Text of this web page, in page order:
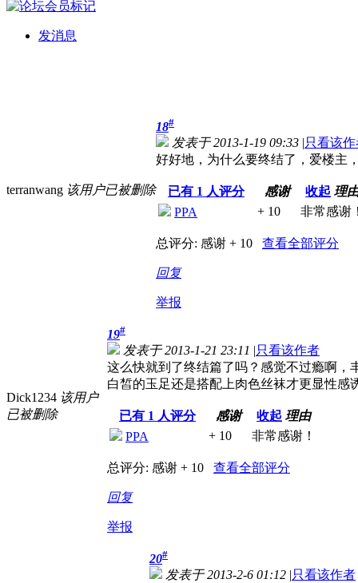
发消息
terranwang 该用户已被删除
18#
发表于 2013-1-19 09:33 |只看该
好好地，为什么要终结了，爱楼主
已有 1 人评分 感谢 收起 理
PPA
+ 10 非常感谢
总评分: 感谢 + 10 查看全部评分
回复
举报
Dick1234 该用户
已被删除
19#
发表于 2013-1-21 23:11 |只看该作者
这么快就到了终结篇了吗？感觉不过瘾啊，
白皙的玉足还是搭配上肉色丝袜才更显性感
已有 1 人评分 感谢 收起 理由
PPA
+ 10 非常感谢！
总评分: 感谢 + 10 查看全部评分
回复
举报
20#
发表于 2013-2-6 01:12 |只看该作者